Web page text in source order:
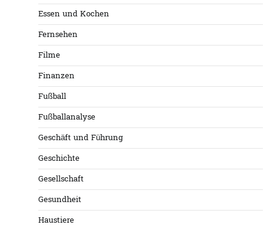
Essen und Kochen
Fernsehen
Filme
Finanzen
Fußball
Fußballanalyse
Geschäft und Führung
Geschichte
Gesellschaft
Gesundheit
Haustiere